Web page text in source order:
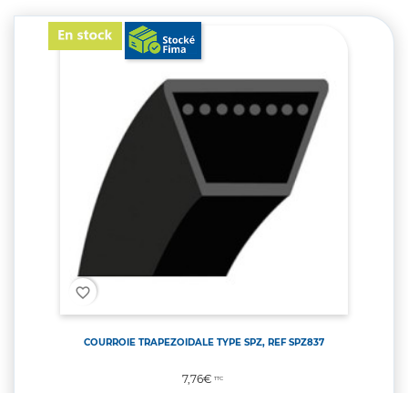
favorite_border
COURROIE TRAPEZOIDALE TYPE SPZ, REF SPZ837
Prix
7,76€TTC